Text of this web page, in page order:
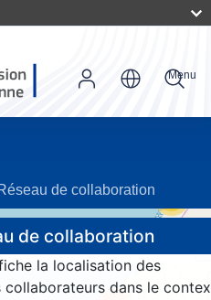
Menu
de collaboration
de collaboration
la localisation des
dans le